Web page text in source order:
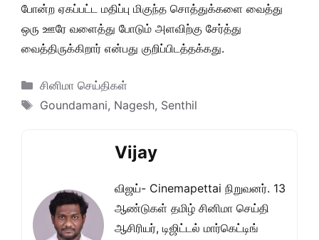
போன்ற ஏகப்பட்ட மதிப்பு மிகுந்த சொத்துக்களை வைத்து
ஒரு ஊரே வளைத்து போடும் அளவிற்கு சேர்த்து
வைத்திருக்கிறார் என்பது குறிப்பிடத்தக்கது.
Categories
சினிமா செய்திகள்
Tags
Goundamani, Nagesh, Senthil
Vijay
விஜய்- Cinemapettai நிறுவனர். 13
ஆண்டுகள் தமிழ் சினிமா செய்தி
ஆசிரியர், டிஜிட்டல் மார்கெட்டிங்